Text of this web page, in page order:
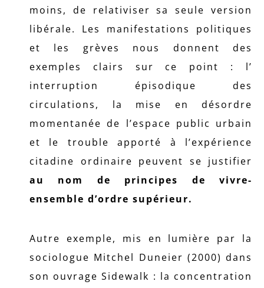
moins, de relativiser sa seule version
libérale. Les manifestations politiques
et les grèves nous donnent des
exemples clairs sur ce point : l’
interruption épisodique des
circulations, la mise en désordre
momentanée de l’espace public urbain
et le trouble apporté à l’expérience
citadine ordinaire peuvent se justifier
au nom de principes de vivre-
ensemble d’ordre supérieur.
Autre exemple, mis en lumière par la
sociologue Mitchel Duneier (2000) dans
son ouvrage Sidewalk : la concentration